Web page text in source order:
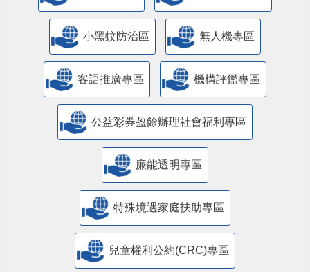
小黑蚊防治區 無人機專區
客語推廣專區 機構評鑑專區
公益彩券盈餘辦理社會福利專區
廉能透明專區
特殊境遇家庭扶助專區
兒童權利公約(CRC)專區